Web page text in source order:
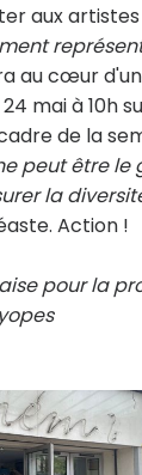
aux
au cœur
mai à 10h
de la
peut être le
la
Action !
pour la